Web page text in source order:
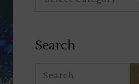
Search
for: